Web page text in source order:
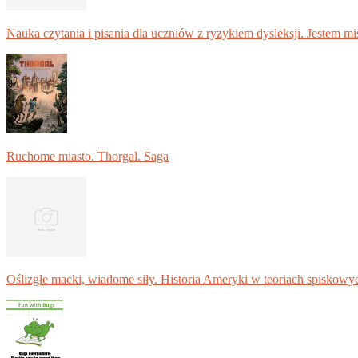
Nauka czytania i pisania dla uczniów z ryzykiem dysleksji. Jestem
Ruchome miasto. Thorgal. Saga
Oślizgłe macki, wiadome siły. Historia Ameryki w teoriach